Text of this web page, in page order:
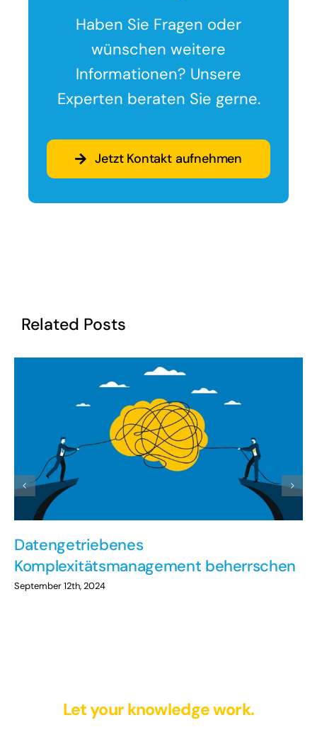
Haben Sie Fragen oder
wünschen weitere
Informationen? Unsere
Experten beraten Sie gerne.
Jetzt Kontakt aufnehmen
Related Posts
Datengetriebenes
Komplexitätsmanagement beherrschen
September 12th, 2024
Let your knowledge work.